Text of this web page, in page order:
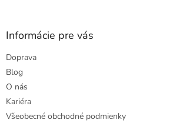
Informácie pre vás
Doprava
Blog
O nás
Kariéra
Všeobecné obchodné podmienky